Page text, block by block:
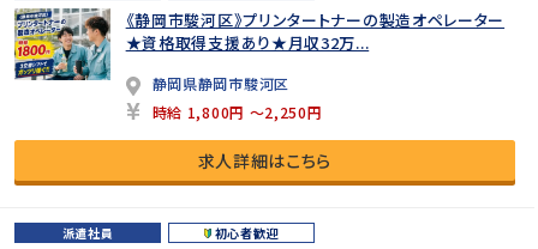
《静岡市駿河区》プリンタートナーの製造オペレーター
★資格取得支援あり★月収32万...
静岡県静岡市駿河区
時給 1,800円 ～2,250円
求人詳細はこちら
派遣社員 初心者歓迎